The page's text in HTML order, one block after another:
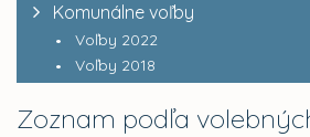
Komunálne voľby
Voľby 2022
Voľby 2018
Zoznam podľa